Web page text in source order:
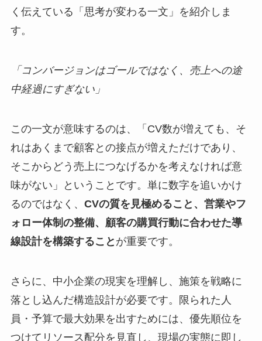
く伝えている「思考が変わる一文」を紹介しま
す。
「コンバージョンはゴールではなく、売上への途
中経過にすぎない」
この一文が意味するのは、「CV数が増えても、そ
れはあくまで顧客との接点が増えただけであり、
そこからどう売上につなげるかを考えなければ意
味がない」ということです。単に数字を追いかけ
るのではなく、 CVの質を見極めること、営業やフ
ォロー体制の整備、顧客の購買行動に合わせた導
線設計を構築すること が重要です。
さらに、中小企業の現実を理解し、施策を戦略に
落とし込んだ構造設計が必要です。限られた人
員・予算で最大効果を出すためには、優先順位を
つけてリソース配分を見直し、現場の実態に即し